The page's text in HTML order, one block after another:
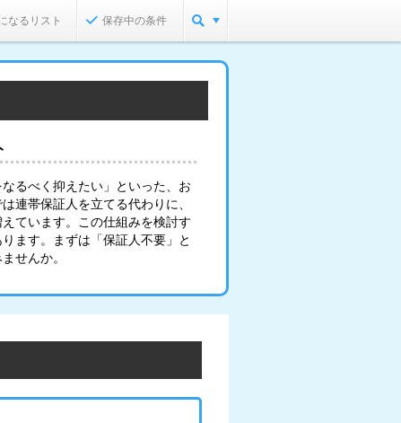
なるリスト 保存中の条件
るべく抑えたい」といった、お
連帯保証人を立てる代わりに、
ています。この仕組みを検討す
ます。まずは「保証人不要」と
せんか。